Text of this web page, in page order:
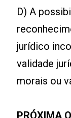
D) A
jurídico
validade
morais ou